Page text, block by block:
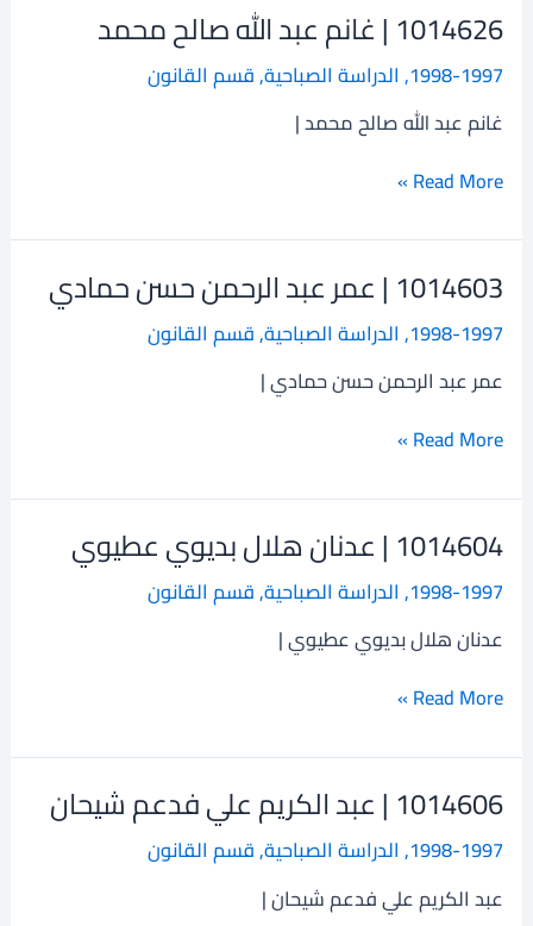
1014626 | غانم عبد الله صالح محمد
1998-1997
, الدراسة الصباحية,قسم القانون
غانم عبد الله صالح محمد |
1014626
غانم
عبد
الله
صالح
محمد
Read More »
1014603 | عمر عبد الرحمن حسن حمادي
1998-1997
, الدراسة الصباحية,قسم القانون
عمر عبد الرحمن حسن حمادي |
1014603
عمر
عبد
الرحمن
حسن
حمادي
Read More »
1014604 | عدنان هلال بديوي عطيوي
1998-1997
, الدراسة الصباحية,قسم القانون
عدنان هلال بديوي عطيوي |
1014604
عدنان
هلال
بديوي
عطيوي
Read More »
1014606 | عبد الكريم علي فدعم شيحان
1998-1997
, الدراسة الصباحية,قسم القانون
عبد الكريم علي فدعم شيحان |
1014606
عبد
الكريم
علي